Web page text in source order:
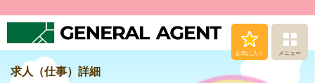
お気に入り メニュー
求人（仕事）詳細